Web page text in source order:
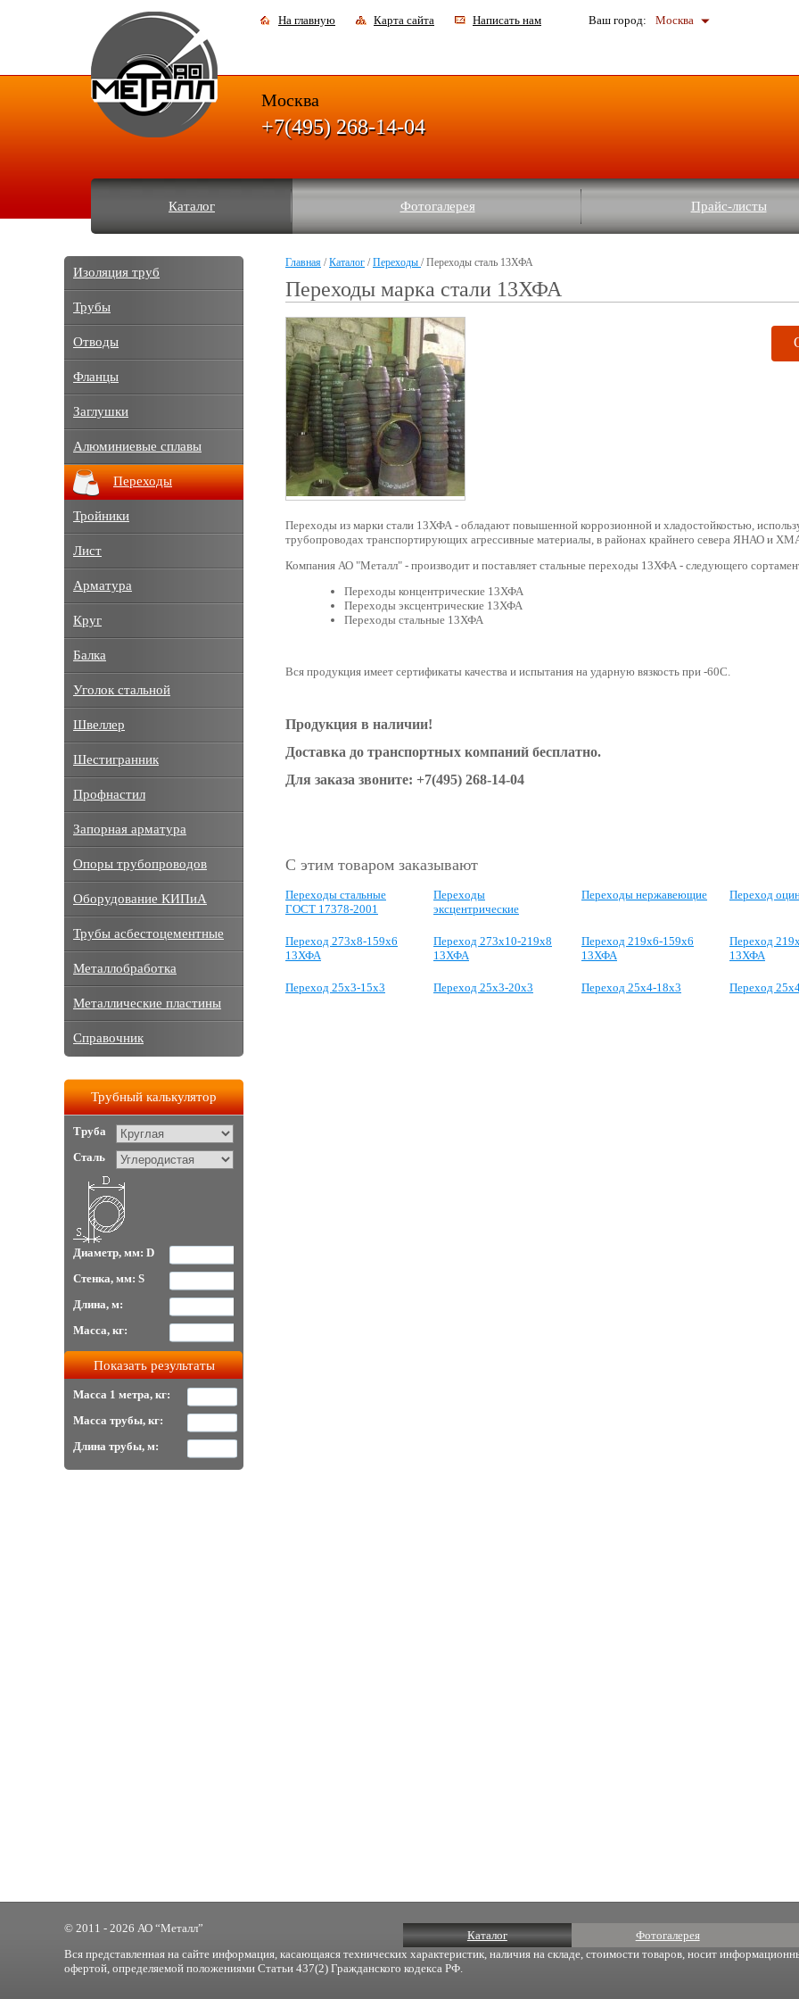
На главную Карта сайта Написать нам Ваш город: Москва
Каталог Фотогалерея Прайс-листы
Москва
+7(495) 268-14-04
Главная /Каталог /Переходы / Переходы сталь 13ХФА
Переходы марка стали 13ХФА
Переходы из марки стали 13ХФА - обладают повышенной коррозионной и хладостойкостью,
трубопроводах транспортирующих агрессивные материалы, в районах крайнего севера ЯНАО и
Компания АО "Металл" - производит и поставляет стальные переходы 13ХФА - следующего
Переходы концентрические 13ХФА
Переходы эксцентрические 13ХФА
Переходы стальные 13ХФА
Вся продукция имеет сертификаты качества и испытания на ударную вязкость при -60С.
Продукция в наличии!
Доставка до транспортных компаний бесплатно.
Для заказа звоните: +7(495) 268-14-04
С этим товаром заказывают
Переходы стальные
ГОСТ 17378-2001
Переходы
эксцентрические
Переходы нержавеющие Переход
Переход 273х8-159х6
13ХФА
Переход 273х10-219х8
13ХФА
Переход 219х6-159х6
13ХФА
Переход
13ХФА
Переход 25x3-15x3 Переход 25x3-20x3 Переход 25x4-18x3 Переход
Изоляция труб
Трубы
Отводы
Фланцы
Заглушки
Алюминиевые сплавы
Переходы
Тройники
Лист
Арматура
Круг
Балка
Уголок стальной
Швеллер
Шестигранник
Профнастил
Запорная арматура
Опоры трубопроводов
Оборудование КИПиА
Трубы асбестоцементные
Металлобработка
Металлические пластины
Справочник
Трубный калькулятор
Труба
Сталь
Диаметр, мм: D
Стенка, мм: S
Длина, м:
Масса, кг:
Масса 1 метра, кг:
Масса трубы, кг:
Длина трубы, м:
Каталог Фотогалерея
© 2011 - 2026 АО “Металл”
Вся представленная на сайте информация, касающаяся технических характеристик, наличия на складе, стоимости товаров, носит
офертой, определяемой положениями Статьи 437(2) Гражданского кодекса РФ.